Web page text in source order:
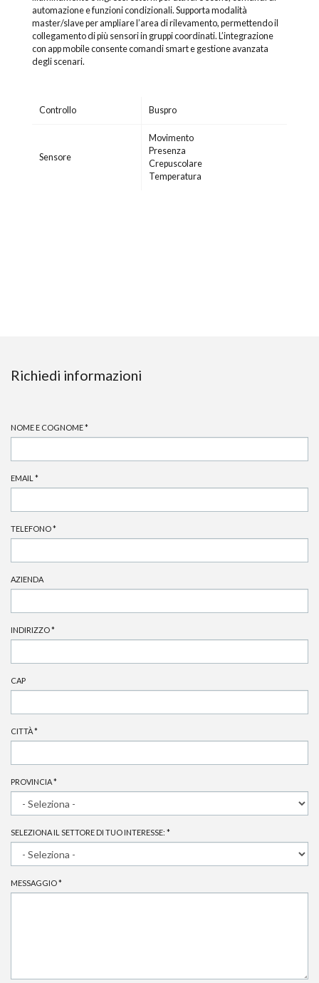
automazione e funzioni condizionali. Supporta modalità
master/slave per ampliare l’area di rilevamento, permettendo il
collegamento di più sensori in gruppi coordinati. L’integrazione
con app mobile consente comandi smart e gestione avanzata
degli scenari.
Controllo Buspro
Sensore
Movimento
Presenza
Crepuscolare
Temperatura
Richiedi informazioni
NOME E COGNOME*
EMAIL *
TELEFONO*
AZIENDA
INDIRIZZO*
CAP
CITTÀ*
PROVINCIA*
SELEZIONA IL SETTORE DI TUO INTERESSE: *
MESSAGGIO*